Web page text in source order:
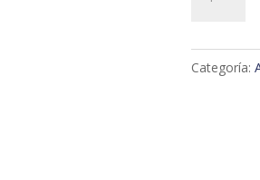
ARRANQUE
100Ah
Categoría: